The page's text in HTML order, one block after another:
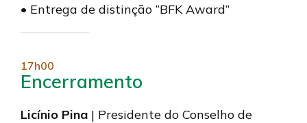
• Entrega de distinção “BFK Award”
17h00
Encerramento
Licínio Pina | Presidente do Conselho de